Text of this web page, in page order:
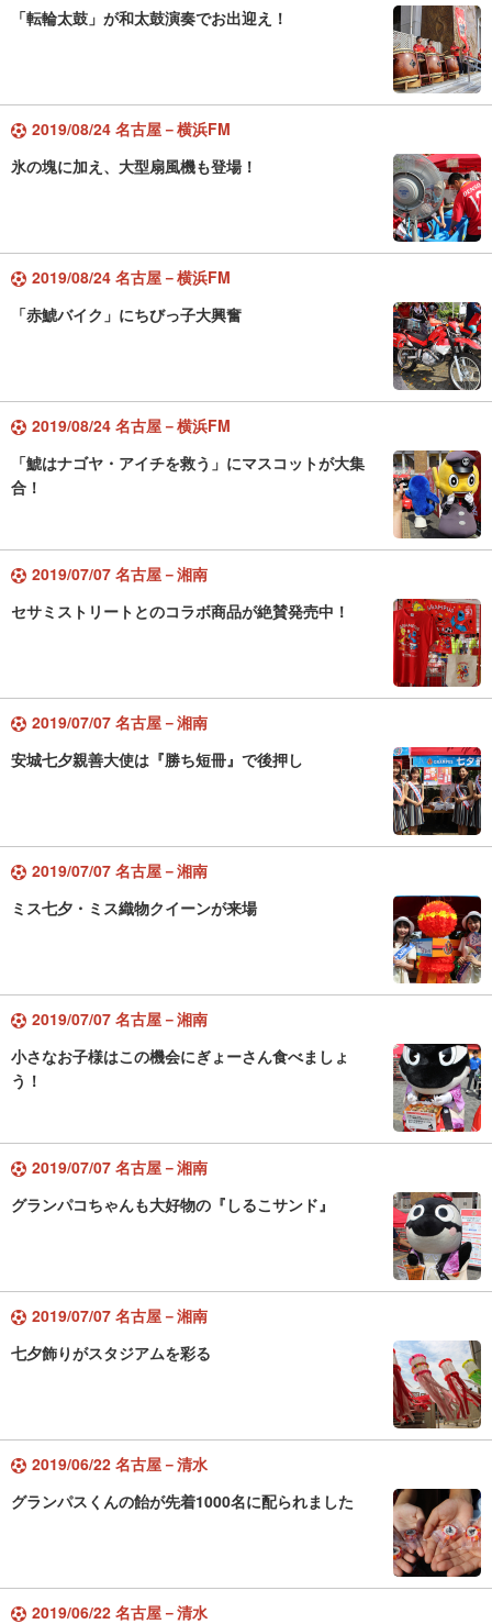
「転輪太鼓」が和太鼓演奏でお出迎え！
2019/08/24 名古屋－横浜FM
氷の塊に加え、大型扇風機も登場！
2019/08/24 名古屋－横浜FM
「赤鯱バイク」にちびっ子大興奮
2019/08/24 名古屋－横浜FM
「鯱はナゴヤ・アイチを救う」にマスコットが大集
合！
2019/07/07 名古屋－湘南
セサミストリートとのコラボ商品が絶賛発売中！
2019/07/07 名古屋－湘南
安城七夕親善大使は『勝ち短冊』で後押し
2019/07/07 名古屋－湘南
ミス七夕・ミス織物クイーンが来場
2019/07/07 名古屋－湘南
小さなお子様はこの機会にぎょーさん食べましょ
う！
2019/07/07 名古屋－湘南
グランパコちゃんも大好物の『しるこサンド』
2019/07/07 名古屋－湘南
七夕飾りがスタジアムを彩る
2019/06/22 名古屋－清水
グランパスくんの飴が先着1000名に配られました
2019/06/22 名古屋－清水